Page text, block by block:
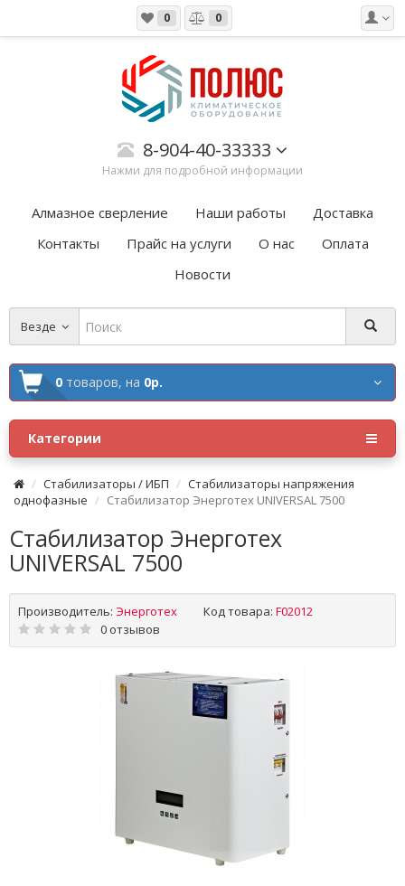
0 0
8-904-40-33333
Нажми для подробной информации
Алмазное сверление Наши работы
Доставка
Контакты
Прайс на услуги О нас
Оплата
Новости
Везде
0 товаров, на 0р.
Категории
Стабилизаторы / ИБП
Стабилизаторы напряжения
однофазные
Стабилизатор Энерготех UNIVERSAL 7500
Стабилизатор Энерготех
UNIVERSAL 7500
Производитель: Энерготех Код товара: F02012
0 отзывов